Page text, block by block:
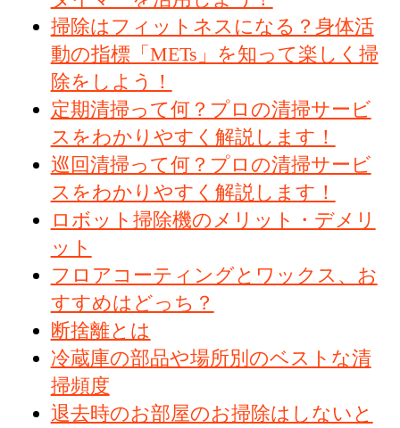
掃除はフィットネスになる？身体活
動の指標「METs」を知って楽しく掃
除をしよう！
定期清掃って何？プロの清掃サービ
スをわかりやすく解説します！
巡回清掃って何？プロの清掃サービ
スをわかりやすく解説します！
ロボット掃除機のメリット・デメリ
ット
フロアコーティングとワックス、お
すすめはどっち？
断捨離とは
冷蔵庫の部品や場所別のベストな清
掃頻度
退去時のお部屋のお掃除はしないと